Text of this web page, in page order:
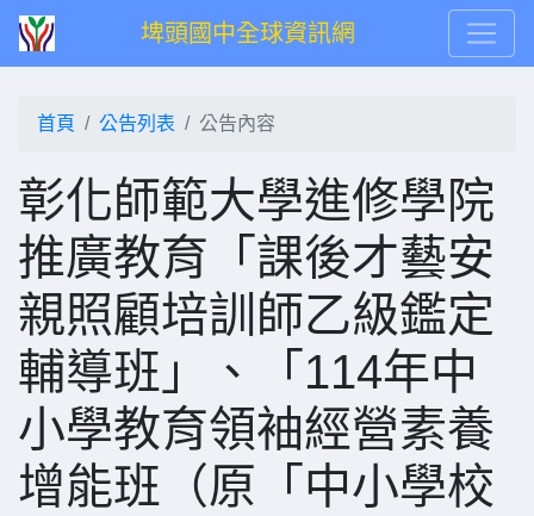
埤頭國中全球資訊網
首頁 公告列表 公告內容
彰化師範大學進修學院
推廣教育「課後才藝安
親照顧培訓師乙級鑑定
輔導班」、「114年中
小學教育領袖經營素養
增能班（原「中小學校